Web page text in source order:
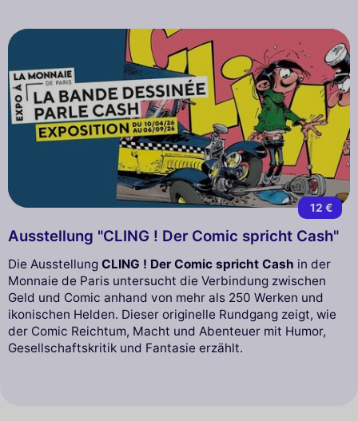
12 €
Ausstellung "CLING ! Der Comic spricht Cash"
Die Ausstellung CLING ! Der Comic spricht Cash in der
Monnaie de Paris untersucht die Verbindung zwischen
Geld und Comic anhand von mehr als 250 Werken und
ikonischen Helden. Dieser originelle Rundgang zeigt, wie
der Comic Reichtum, Macht und Abenteuer mit Humor,
Gesellschaftskritik und Fantasie erzählt.